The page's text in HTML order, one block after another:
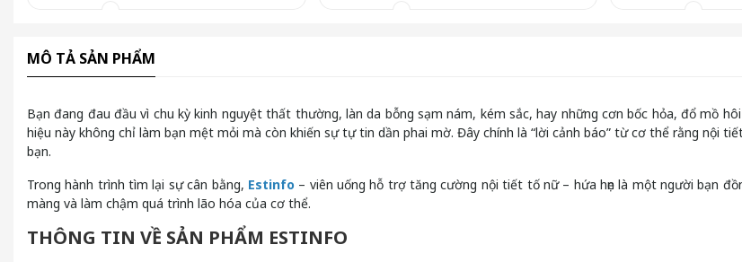
MÔ TẢ SẢN PHẨM
Bạn đang đau đầu vì chu kỳ kinh nguyệt thất thường, làn da bỗng sạm nám, kém sắc, hay những cơn bốc hỏa, đổ mồ
hiệu này không chỉ làm bạn mệt mỏi mà còn khiến sự tự tin dần phai mờ. Đây chính là “lời cảnh báo” từ cơ thể rằng nội
bạn.
Trong hành trình tìm lại sự cân bằng, Estinfo – viên uống hỗ trợ tăng cường nội tiết tố nữ – hứa hẹn là một người bạn
màng và làm chậm quá trình lão hóa của cơ thể.
THÔNG TIN VỀ SẢN PHẨM ESTINFO